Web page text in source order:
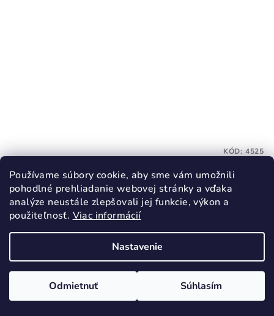
Používame súbory cookie, aby sme vám umožnili
pohodlné prehliadanie webovej stránky a vďaka
analýze neustále zlepšovali jej funkcie, výkon a
použiteľnosť. Viac informácií
Nastavenie
Odmietnuť Súhlasím
TOPGAL Školský set DIDI 26001 SET 2IN1
110,80 €
113,80 €
Do košíka
KÓD:4525